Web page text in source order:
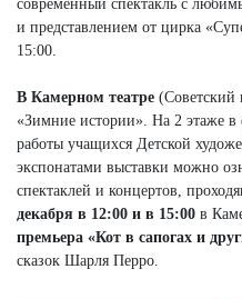
современный спектакль с
и представлением от цирка
15:00.
В Камерном театре (Советский
«Зимние истории». На 2 этаже в
работы учащихся Детской
экспонатами выставки можно
спектаклей и концертов,
декабря в 12:00 и в 15:00 в
премьера «Кот в сапогах и
сказок Шарля Перро.